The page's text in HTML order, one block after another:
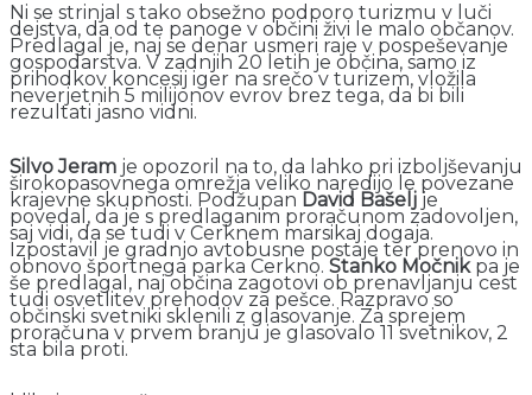
Ni se strinjal s tako obsežno podporo turizmu v luči
dejstva, da od te panoge v občini živi le malo občanov.
Predlagal je, naj se denar usmeri raje v pospeševanje
gospodarstva. V zadnjih 20 letih je občina, samo iz
prihodkov koncesij iger na srečo v turizem, vložila
neverjetnih 5 milijonov evrov brez tega, da bi bili
rezultati jasno vidni.
Silvo Jeram je opozoril na to, da lahko pri izboljševanju
širokopasovnega omrežja veliko naredijo le povezane
krajevne skupnosti. Podžupan David Bašelj je
povedal, da je s predlaganim proračunom zadovoljen,
saj vidi, da se tudi v Cerknem marsikaj dogaja.
Izpostavil je gradnjo avtobusne postaje ter prenovo in
obnovo športnega parka Cerkno. Stanko Močnikpa je
še predlagal, naj občina zagotovi ob prenavljanju cest
tudi osvetlitev prehodov za pešce. Razpravo so
občinski svetniki sklenili z glasovanje. Za sprejem
proračuna v prvem branju je glasovalo 11 svetnikov, 2
sta bila proti.